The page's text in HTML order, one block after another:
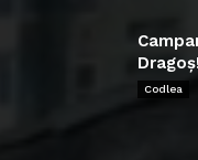
Codlea